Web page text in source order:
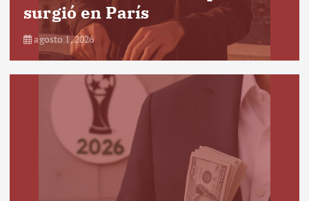
surgió en París
agosto 1, 2026